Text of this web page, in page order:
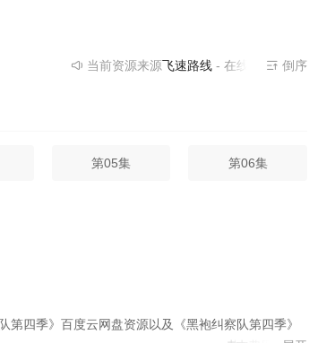
当前资源来源飞速路线- 在线播放,无需安装播放器
倒序
第05集 第06集
四季》百度云网盘资源以及《黑袍纠察队第四季》